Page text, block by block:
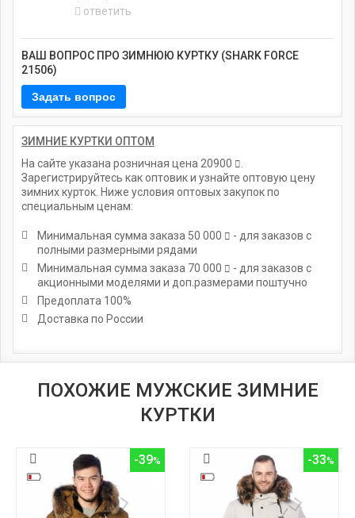
ответить
ВАШ ВОПРОС ПРО ЗИМНЮЮ КУРТКУ (SHARK FORCE
21506)
ЗИМНИЕ КУРТКИ ОПТОМ
На сайте указана розничная цена 20900
Зарегистрируйтесь как оптовик и узнайте оптовую цену
зимних курток. Ниже условия оптовых закупок по
специальным ценам:
Минимальная сумма заказа 50 000
- для заказов с
полными размерными рядами
Минимальная сумма заказа 70 000
- для заказов с
акционными моделями и доп.размерами поштучно
Предоплата 100%
Доставка по России
ПОХОЖИЕ МУЖСКИЕ ЗИМНИЕ
КУРТКИ
-39 -33